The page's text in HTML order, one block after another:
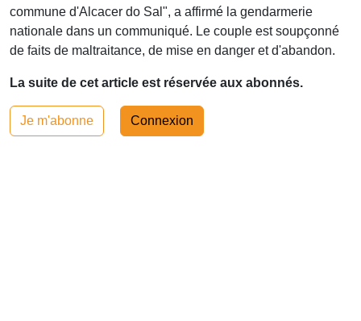
commune d'Alcacer do Sal", a affirmé la gendarmerie
nationale dans un communiqué. Le couple est soupçonné
de faits de maltraitance, de mise en danger et d'abandon.
La suite de cet article est réservée aux abonnés.
Je m'abonne Connexion